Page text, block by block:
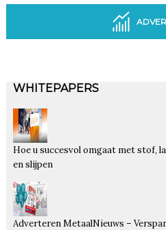
WHITEPAPERS
Hoe u succesvol omgaat met stof,
en slijpen
Adverteren MetaalNieuws –